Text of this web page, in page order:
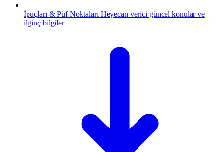
İpuçları & Püf Noktaları Heyecan verici güncel konular ve
ilginç bilgiler